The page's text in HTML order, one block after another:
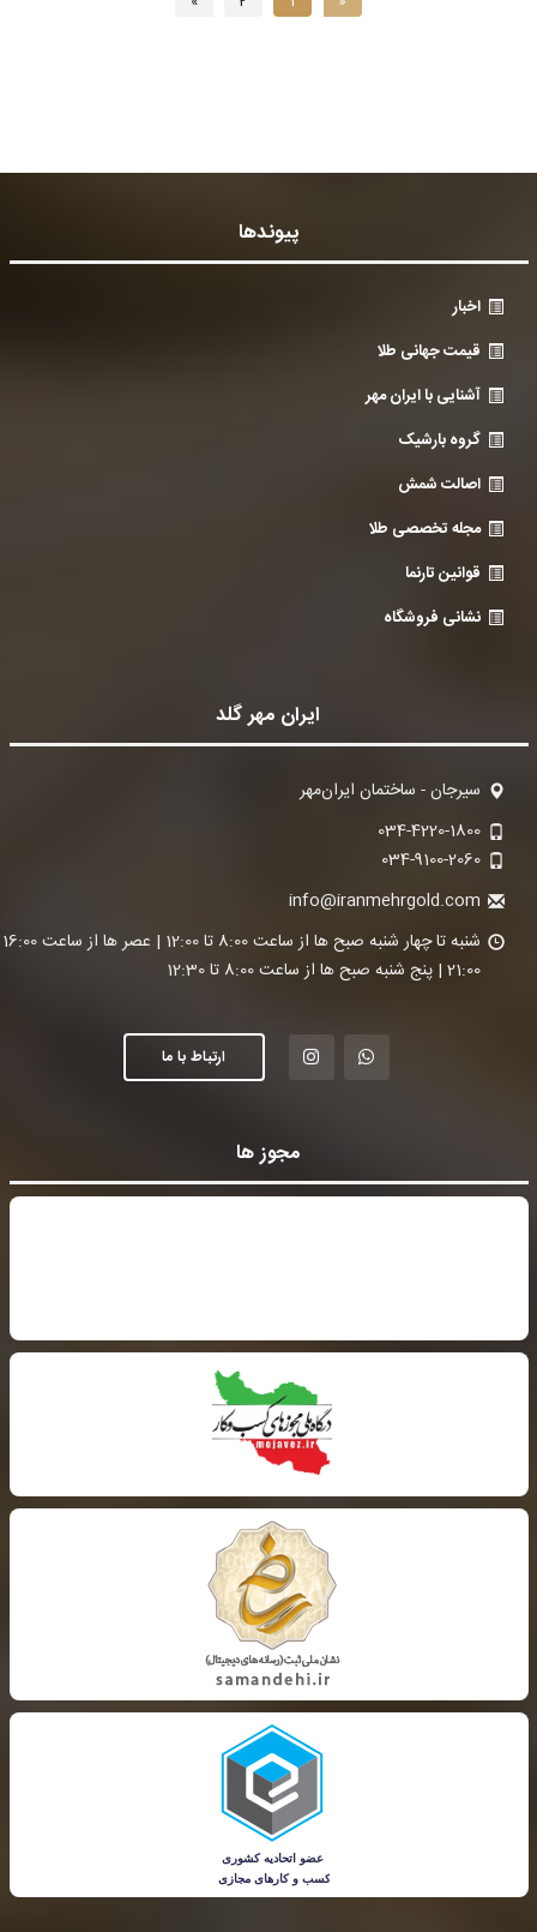
پیوندها
اخبار
قیمت جهانی طلا
آشنایی با ایران مهر
گروه بارشیک
اصالت شمش
مجله تخصصی طلا
قوانین تارنما
نشانی فروشگاه
ایران مهر گلد
سیرجان - ساختمان ایران‌مهر
034-4220-1800
034-9100-2060
info@iranmehrgold.com
21:00 | پنج شنبه صبح ها از ساعت 8:00 تا 12:30
ارتباط با ما
مجوز ها